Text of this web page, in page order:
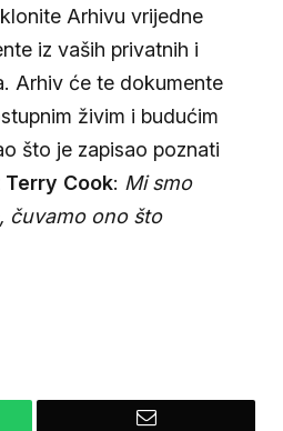
Arhivu vrijedne
iz vaših privatnih i
Arhiv će te dokumente
živim i budućim
što je zapisao poznati
Terry Cook: Mi smo
čuvamo ono što
Email